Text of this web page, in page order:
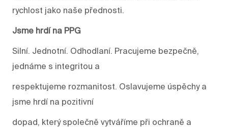
rychlost jako naše přednosti.
Jsme hrdí na PPG
Silní. Jednotní. Odhodlaní. Pracujeme bezpečně,
jednáme s integritou a
respektujeme rozmanitost. Oslavujeme úspěchy a
jsme hrdí na pozitivní
dopad, který společně vytváříme při ochraně a